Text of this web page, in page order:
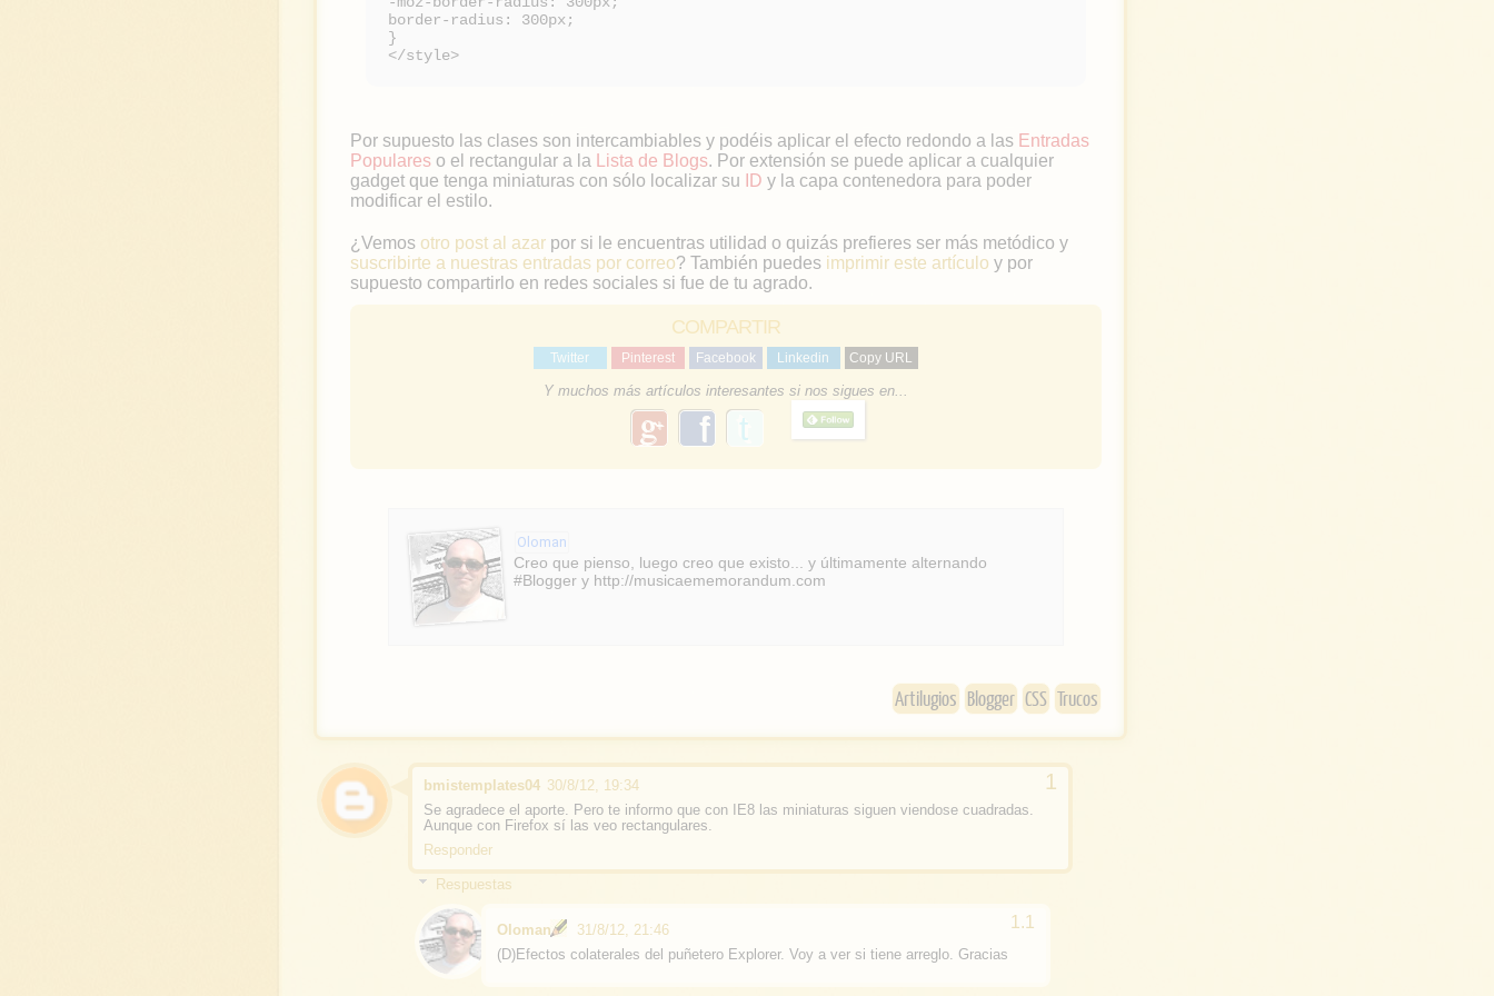
border-radius: 300px;
}
</style>
Por supuesto las clases son intercambiables y podéis aplicar el efecto redondo a las Entradas
Populares o el rectangular a la Lista de Blogs. Por extensión se puede aplicar a cualquier
gadget que tenga miniaturas con sólo localizar su
ID y la capa contenedora para poder
modificar el estilo.
¿Vemos otro post al azar por si le encuentras utilidad o quizás prefieres ser más metódico y
suscribirte a nuestras entradas por correo? También puedes imprimir este artículo y por
supuesto compartirlo en redes sociales si fue de tu agrado.
COMPARTIR
Twitter Pinterest Facebook Linkedin Copy URL
Y muchos más artículos interesantes si nos sigues en...
g
o
e
f
b
t
t
Oloman
Creo que pienso, luego creo que existo... y últimamente alternando
#Blogger y http://musicaememorandum.com
Artilugios Blogger CSS Trucos
bmistemplates04 30/8/12, 19:34
Se agradece el aporte. Pero te informo que con IE8 las miniaturas siguen viendose cuadradas.
Aunque con Firefox sí las veo rectangulares.
Responder
Respuestas
Oloman
31/8/12, 21:46
(D)Efectos colaterales del puñetero Explorer. Voy a ver si tiene arreglo. Gracias